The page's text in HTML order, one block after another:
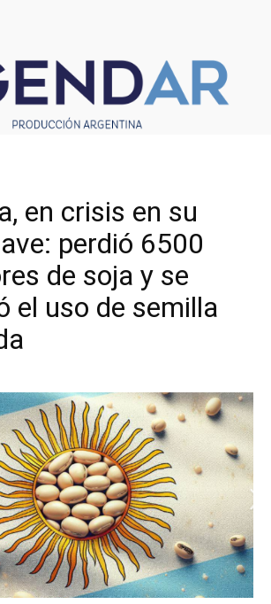
en crisis en su
perdió 6500
de soja y se
el uso de semilla